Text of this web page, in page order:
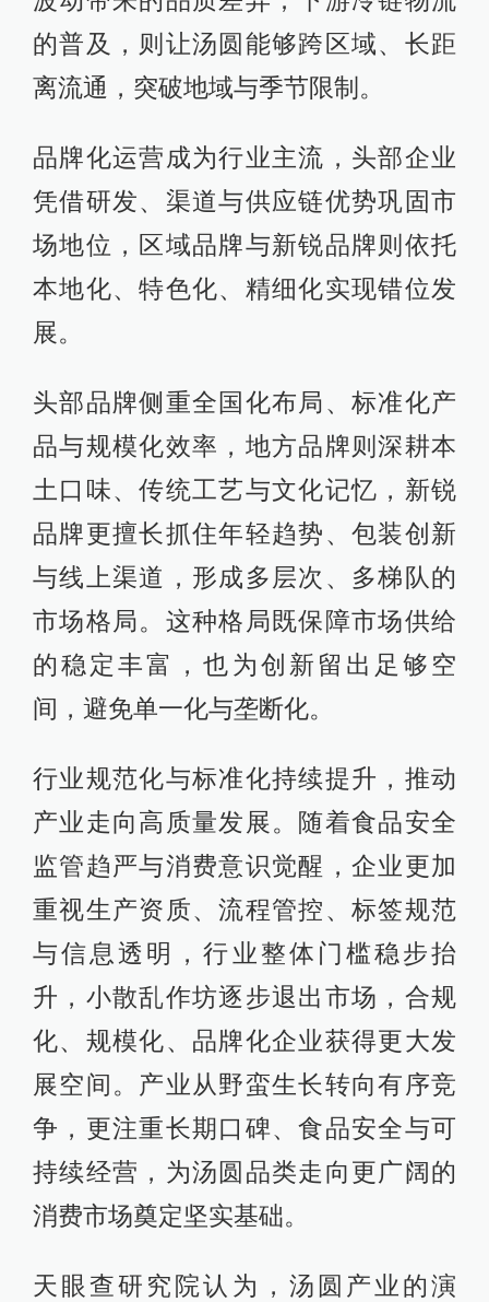
的普及，则让汤圆能够跨区域、长距
离流通，突破地域与季节限制。
品牌化运营成为行业主流，头部企业
凭借研发、渠道与供应链优势巩固市
场地位，区域品牌与新锐品牌则依托
本地化、特色化、精细化实现错位发
展。
头部品牌侧重全国化布局、标准化产
品与规模化效率，地方品牌则深耕本
土口味、传统工艺与文化记忆，新锐
品牌更擅长抓住年轻趋势、包装创新
与线上渠道，形成多层次、多梯队的
市场格局。这种格局既保障市场供给
的稳定丰富，也为创新留出足够空
间，避免单一化与垄断化。
行业规范化与标准化持续提升，推动
产业走向高质量发展。随着食品安全
监管趋严与消费意识觉醒，企业更加
重视生产资质、流程管控、标签规范
与信息透明，行业整体门槛稳步抬
升，小散乱作坊逐步退出市场，合规
化、规模化、品牌化企业获得更大发
展空间。产业从野蛮生长转向有序竞
争，更注重长期口碑、食品安全与可
持续经营，为汤圆品类走向更广阔的
消费市场奠定坚实基础。
天眼查研究院认为，汤圆产业的演